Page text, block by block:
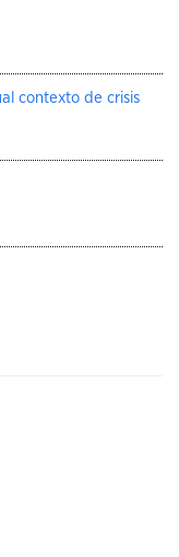
contexto de crisis